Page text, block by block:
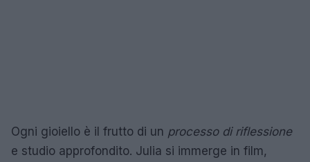
Ogni gioiello è il frutto di un processo di riflessione
e studio approfondito. Julia si immerge in film,